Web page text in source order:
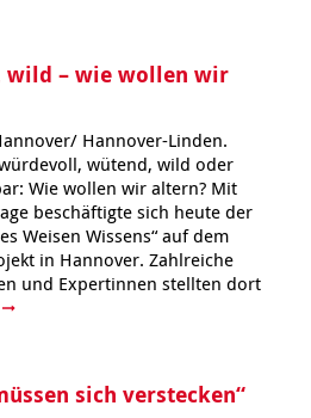
wild – wie wollen wir
Hannover-Linden.
wütend, wild oder
Wie wollen wir altern? Mit
beschäftigte sich heute der
Weisen Wissens“ auf dem
in Hannover. Zahlreiche
und Expertinnen stellten dort
sich verstecken“